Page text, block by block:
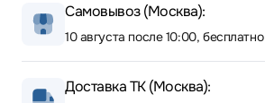
Самовывоз (Москва):
10 августа после 10:00, бесплатно
Доставка ТК (Москва):